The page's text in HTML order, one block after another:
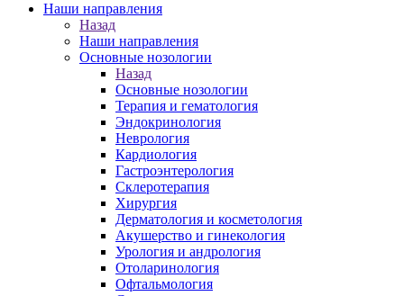
Наши направления
Назад
Наши направления
Основные нозологии
Назад
Основные нозологии
Терапия и гематология
Эндокринология
Неврология
Кардиология
Гастроэнтерология
Склеротерапия
Хирургия
Дерматология и косметология
Акушерство и гинекология
Урология и андрология
Отоларинология
Офтальмология